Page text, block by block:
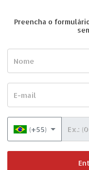
Preencha o
(+55)